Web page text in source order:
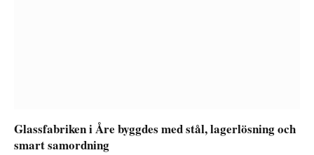
Glassfabriken i Åre byggdes med stål, lagerlösning och
smart samordning